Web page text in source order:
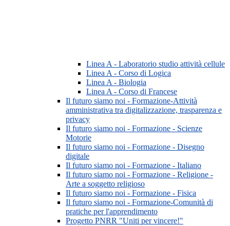
Linea A - Laboratorio studio attività cellule
Linea A - Corso di Logica
Linea A - Biologia
Linea A - Corso di Francese
Il futuro siamo noi - Formazione-Attività
amministrativa tra digitalizzazione, trasparenza e
privacy
Il futuro siamo noi - Formazione - Scienze
Motorie
Il futuro siamo noi - Formazione - Disegno
digitale
Il futuro siamo noi - Formazione - Italiano
Il futuro siamo noi - Formazione - Religione -
Arte a soggetto religioso
Il futuro siamo noi - Formazione - Fisica
Il futuro siamo noi - Formazione-Comunità di
pratiche per l'apprendimento
Progetto PNRR "Uniti per vincere!"